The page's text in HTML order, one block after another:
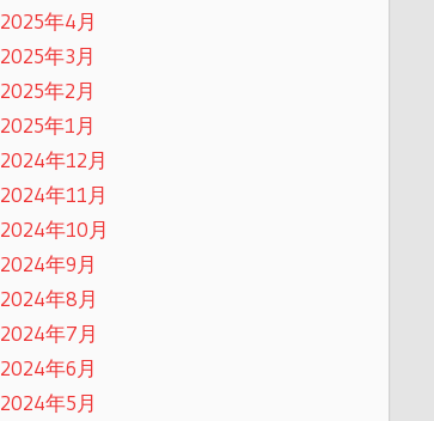
2025年4月
2025年3月
2025年2月
2025年1月
2024年12月
2024年11月
2024年10月
2024年9月
2024年8月
2024年7月
2024年6月
2024年5月